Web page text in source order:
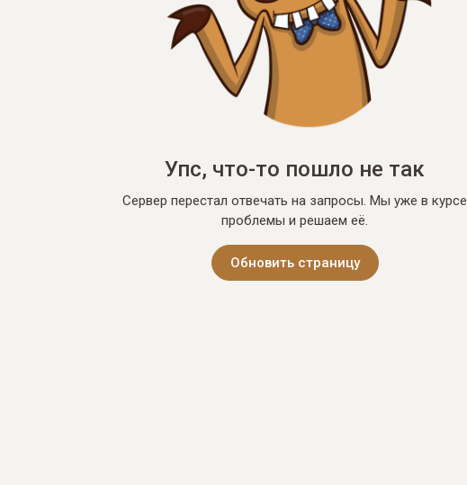
Упс, что-то пошло не так
Сервер перестал отвечать на запросы. Мы уже в курсе
проблемы и решаем её.
Обновить страницу